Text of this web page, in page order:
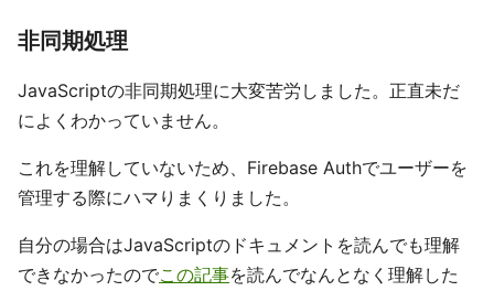
非同期処理
JavaScriptの非同期処理に大変苦労しました。正直未だ
によくわかっていません。
これを理解していないため、Firebase Authでユーザーを
管理する際にハマりまくりました。
自分の場合はJavaScriptのドキュメントを読んでも理解
できなかったのでこの記事を読んでなんとなく理解した